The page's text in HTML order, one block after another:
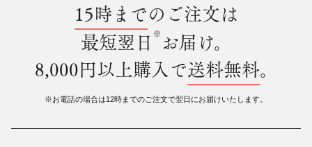
15時までのご注文は
最短翌日 ※ お届け。
8,000円以上購入で送料無料。
※お電話の場合は12時までのご注文で翌日にお届けいたします。